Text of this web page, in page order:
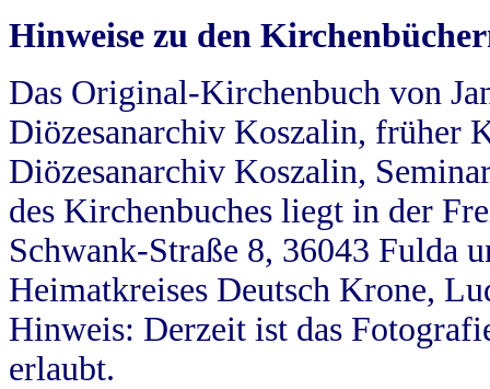
Hinweise zu den
Das Original-Kirchenbuch von
Diözesanarchiv Koszalin, früher
Diözesanarchiv Koszalin,
des Kirchenbuches liegt in der
Schwank-Straße 8, 36043 Fulda
Heimatkreises Deutsch Krone,
Hinweis: Derzeit ist das
erlaubt.